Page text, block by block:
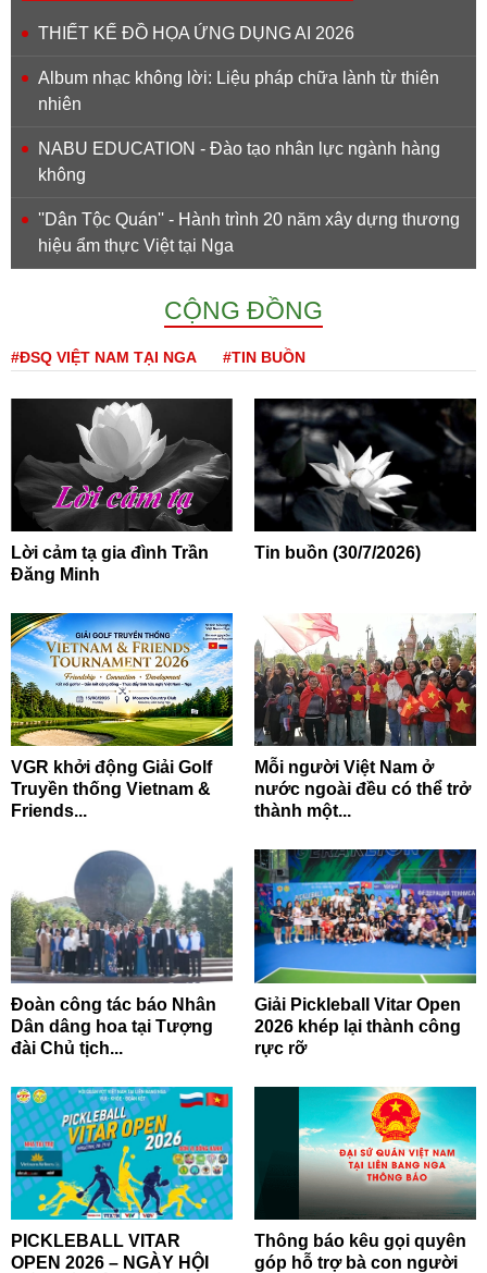
THIẾT KẾ ĐỒ HỌA ỨNG DỤNG AI 2026
Album nhạc không lời: Liệu pháp chữa lành từ thiên
nhiên
NABU EDUCATION - Đào tạo nhân lực ngành hàng
không
''Dân Tộc Quán'' - Hành trình 20 năm xây dựng thương
hiệu ẩm thực Việt tại Nga
CỘNG ĐỒNG
#ĐSQ VIỆT NAM TẠI NGA #TIN BUỒN
Lời cảm tạ gia đình Trần
Đăng Minh
Tin buồn (30/7/2026)
VGR khởi động Giải Golf
Truyền thống Vietnam &
Friends...
Mỗi người Việt Nam ở
nước ngoài đều có thể trở
thành một...
Đoàn công tác báo Nhân
Dân dâng hoa tại Tượng
đài Chủ tịch...
Giải Pickleball Vitar Open
2026 khép lại thành công
rực rỡ
PICKLEBALL VITAR
OPEN 2026 – NGÀY HỘI
Thông báo kêu gọi quyên
góp hỗ trợ bà con người